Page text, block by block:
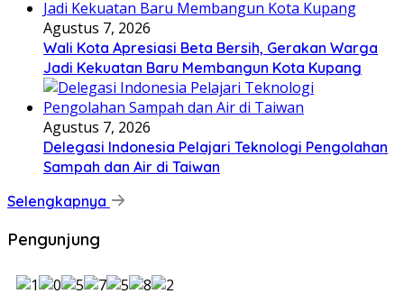
Agustus 7, 2026
Wali Kota Apresiasi Beta Bersih, Gerakan Warga
Jadi Kekuatan Baru Membangun Kota Kupang
Agustus 7, 2026
Delegasi Indonesia Pelajari Teknologi Pengolahan
Sampah dan Air di Taiwan
Selengkapnya
Pengunjung